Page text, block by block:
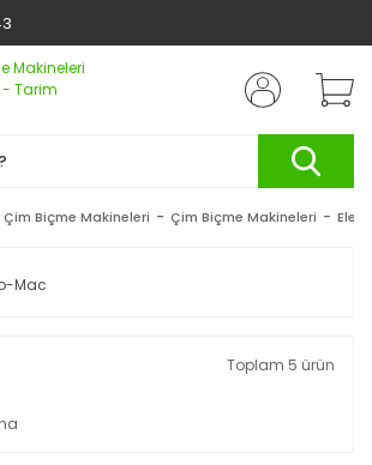
Çim Biçme Makineleri Çim Biçme Makineleri
Mac
Toplam 5 ürün